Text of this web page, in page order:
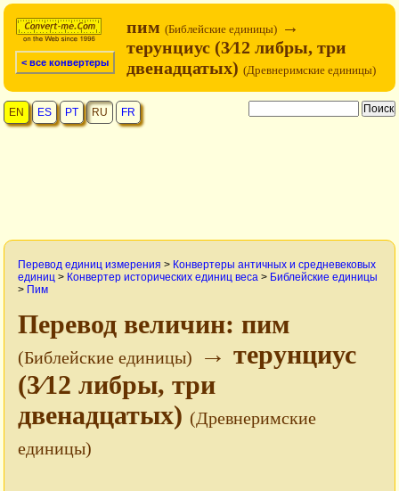
< все конвертеры
пим (Библейские единицы) →
терунциус (3⁄12 либры, три
двенадцатых) (Древнеримские единицы)
EN ES PT RU FR
Перевод единиц измерения > Конвертеры античных и средневековых
единиц > Конвертер исторических единиц веса > Библейские единицы
> Пим
Перевод величин: пим
(Библейские единицы)
→ терунциус
(3⁄12 либры, три
двенадцатых) (Древнеримские
единицы)